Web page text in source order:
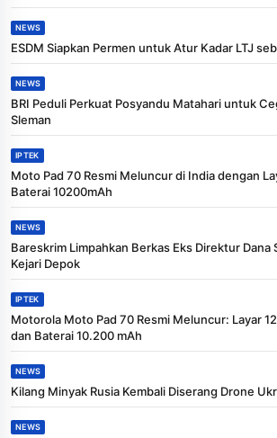
NEWS
ESDM Siapkan Permen untuk Atur Kadar LTJ
NEWS
BRI Peduli Perkuat Posyandu Matahari untuk
Sleman
IPTEK
Moto Pad 70 Resmi Meluncur di India dengan
Baterai 10200mAh
NEWS
Bareskrim Limpahkan Berkas Eks Direktur Dana
Kejari Depok
IPTEK
Motorola Moto Pad 70 Resmi Meluncur: Layar
dan Baterai 10.200 mAh
NEWS
Kilang Minyak Rusia Kembali Diserang Drone
NEWS